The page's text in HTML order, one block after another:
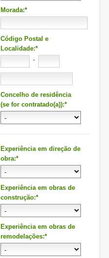
Morada:*
Código Postal e
Localidade:*
-
Concelho de residência
(se for contratado(a)):*
Experiência em direção de
obra:*
Experiência em obras de
construção:*
Experiência em obras de
remodelações:*